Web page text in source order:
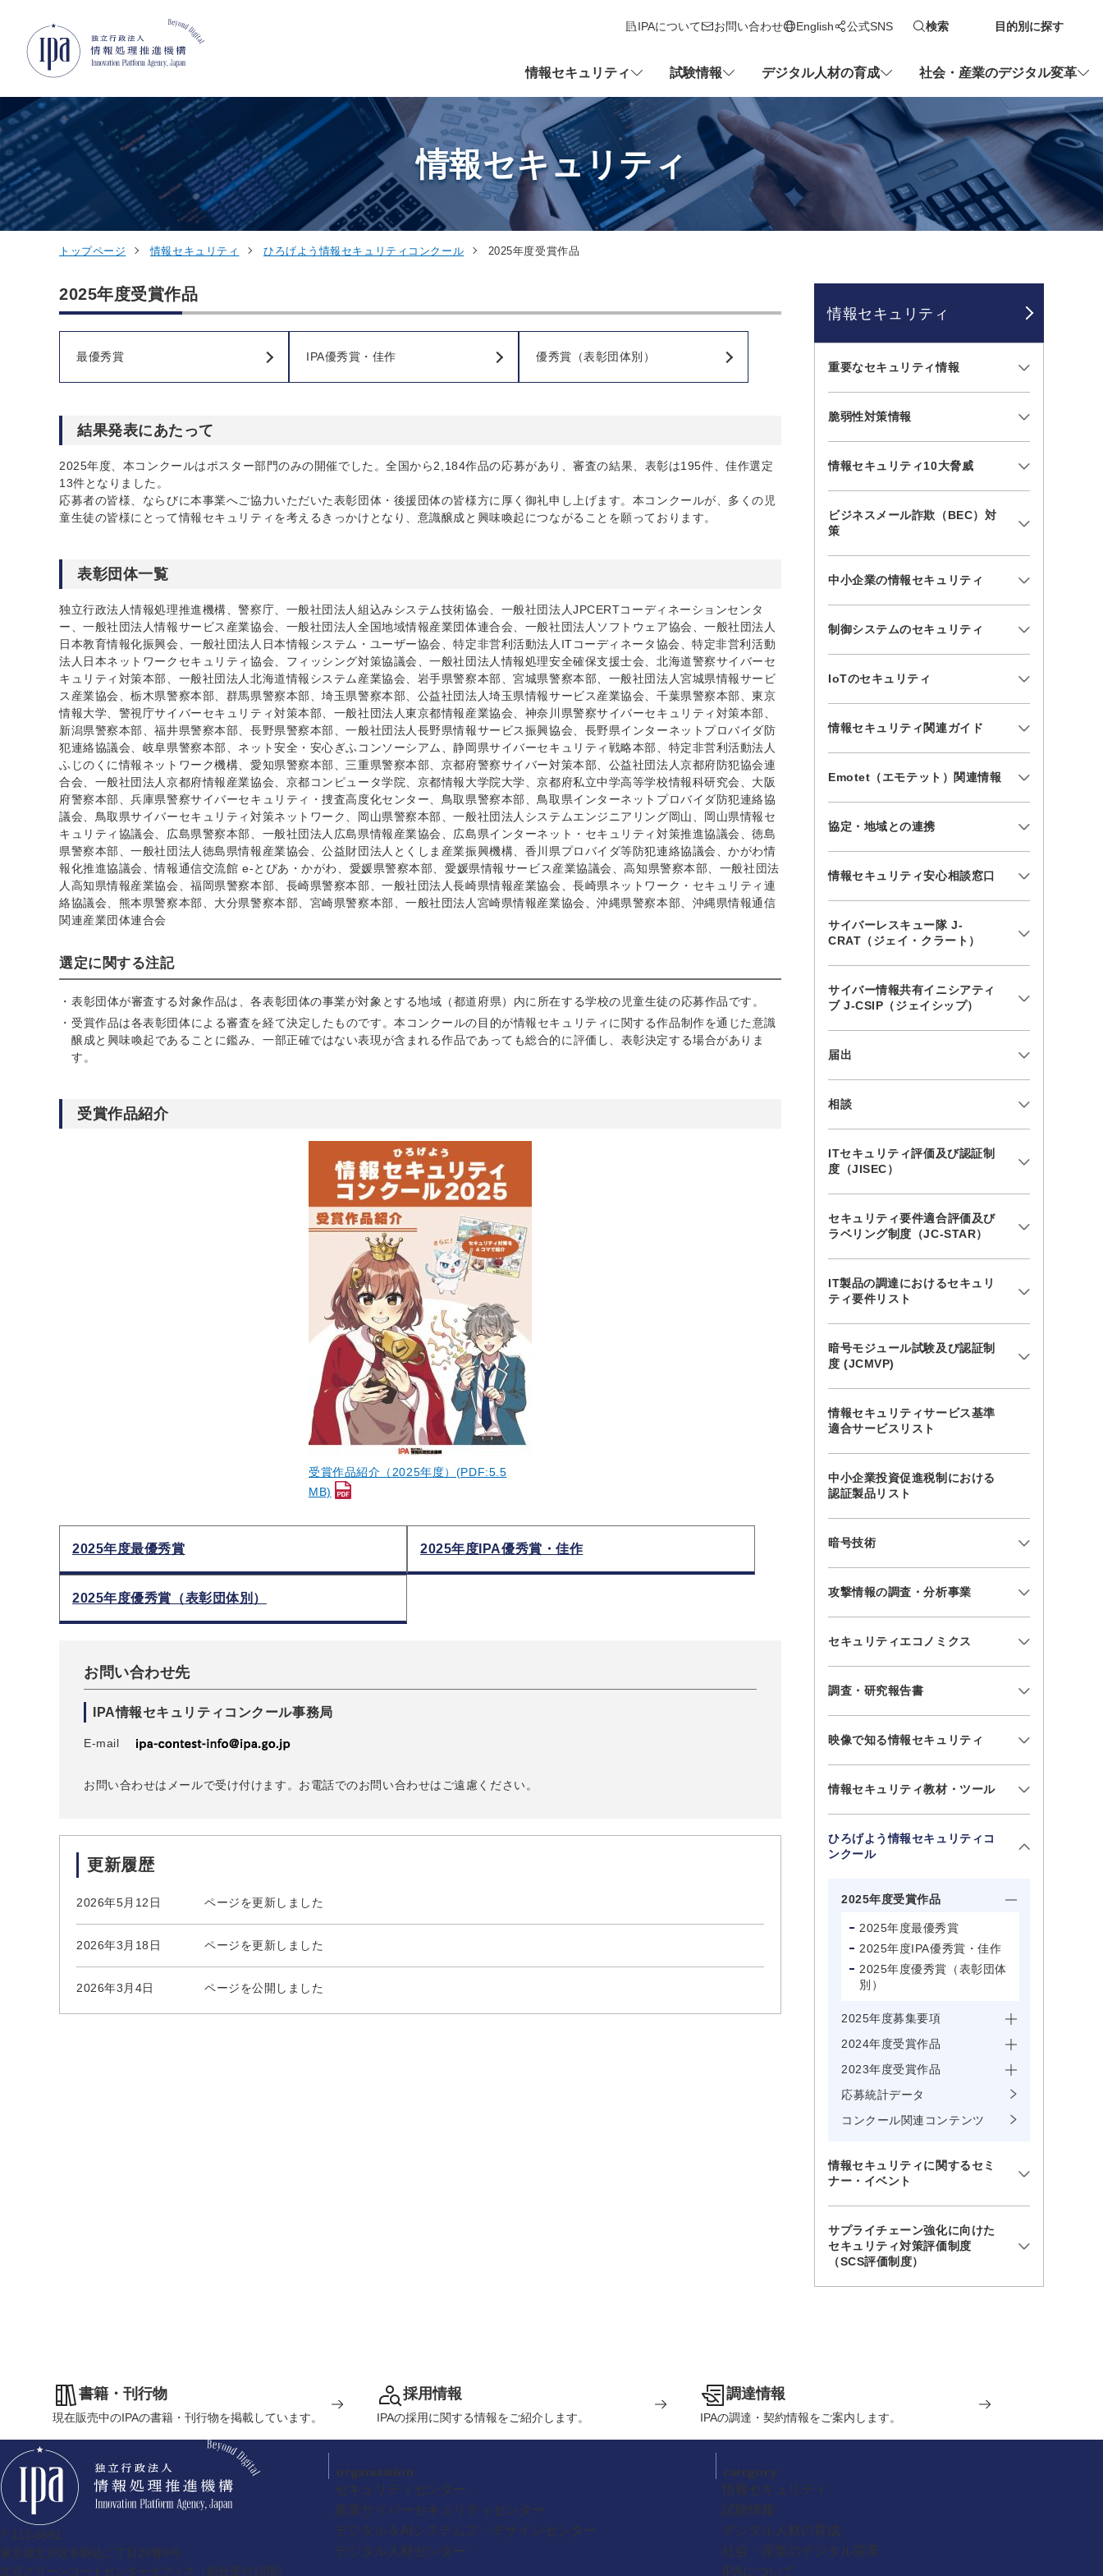
IPAについて
お問い合わせ English
新しいタブで開きます
公式SNS 検索 目的別に探す
情報セキュリティ 試験情報 デジタル人材の育成 社会・産業のデジタル変革
情報セキュリティ
トップページ 情報セキュリティ ひろげよう情報セキュリティコンクール 2025年度受賞作品
2025年度受賞作品
最優秀賞 IPA優秀賞・佳作 優秀賞（表彰団体別）
結果発表にあたって
2025年度、本コンクールはポスター部門のみの開催でした。全国から2,184作品の応募があり、審査の結果、表彰は195件、佳作選定
13件となりました。
応募者の皆様、ならびに本事業へご協力いただいた表彰団体・後援団体の皆様方に厚く御礼申し上げます。本コンクールが、多くの児
童生徒の皆様にとって情報セキュリティを考えるきっかけとなり、意識醸成と興味喚起につながることを願っております。
表彰団体一覧
独立行政法人情報処理推進機構、警察庁、一般社団法人組込みシステム技術協会、一般社団法人JPCERTコーディネーションセンタ
ー、一般社団法人情報サービス産業協会、一般社団法人全国地域情報産業団体連合会、一般社団法人ソフトウェア協会、一般社団法人
日本教育情報化振興会、一般社団法人日本情報システム・ユーザー協会、特定非営利活動法人ITコーディネータ協会、特定非営利活動
法人日本ネットワークセキュリティ協会、フィッシング対策協議会、一般社団法人情報処理安全確保支援士会、北海道警察サイバーセ
キュリティ対策本部、一般社団法人北海道情報システム産業協会、岩手県警察本部、宮城県警察本部、一般社団法人宮城県情報サービ
ス産業協会、栃木県警察本部、群馬県警察本部、埼玉県警察本部、公益社団法人埼玉県情報サービス産業協会、千葉県警察本部、東京
情報大学、警視庁サイバーセキュリティ対策本部、一般社団法人東京都情報産業協会、神奈川県警察サイバーセキュリティ対策本部、
新潟県警察本部、福井県警察本部、長野県警察本部、一般社団法人長野県情報サービス振興協会、長野県インターネットプロバイダ防
犯連絡協議会、岐阜県警察本部、ネット安全・安心ぎふコンソーシアム、静岡県サイバーセキュリティ戦略本部、特定非営利活動法人
ふじのくに情報ネットワーク機構、愛知県警察本部、三重県警察本部、京都府警察サイバー対策本部、公益社団法人京都府防犯協会連
合会、一般社団法人京都府情報産業協会、京都コンピュータ学院、京都情報大学院大学、京都府私立中学高等学校情報科研究会、大阪
府警察本部、兵庫県警察サイバーセキュリティ・捜査高度化センター、鳥取県警察本部、鳥取県インターネットプロバイダ防犯連絡協
議会、鳥取県サイバーセキュリティ対策ネットワーク、岡山県警察本部、一般社団法人システムエンジニアリング岡山、岡山県情報セ
キュリティ協議会、広島県警察本部、一般社団法人広島県情報産業協会、広島県インターネット・セキュリティ対策推進協議会、徳島
県警察本部、一般社団法人徳島県情報産業協会、公益財団法人とくしま産業振興機構、香川県プロバイダ等防犯連絡協議会、かがわ情
報化推進協議会、情報通信交流館 e-とぴあ・かがわ、愛媛県警察本部、愛媛県情報サービス産業協議会、高知県警察本部、一般社団法
人高知県情報産業協会、福岡県警察本部、長崎県警察本部、一般社団法人長崎県情報産業協会、長崎県ネットワーク・セキュリティ連
絡協議会、熊本県警察本部、大分県警察本部、宮崎県警察本部、一般社団法人宮崎県情報産業協会、沖縄県警察本部、沖縄県情報通信
関連産業団体連合会
選定に関する注記
表彰団体が審査する対象作品は、各表彰団体の事業が対象とする地域（都道府県）内に所在する学校の児童生徒の応募作品です。
受賞作品は各表彰団体による審査を経て決定したものです。本コンクールの目的が情報セキュリティに関する作品制作を通じた意識
醸成と興味喚起であることに鑑み、一部正確ではない表現が含まれる作品であっても総合的に評価し、表彰決定する場合がありま
す。
受賞作品紹介
受賞作品紹介（2025年度）(PDF:5.5
MB)
2025年度最優秀賞 2025年度IPA優秀賞・佳作
2025年度優秀賞（表彰団体別）
お問い合わせ先
IPA情報セキュリティコンクール事務局
E-mail
お問い合わせはメールで受け付けます。お電話でのお問い合わせはご遠慮ください。
更新履歴
2026年5月12日 ページを更新しました
2026年3月18日 ページを更新しました
2026年3月4日 ページを公開しました
情報セキュリティ
重要なセキュリティ情報
脆弱性対策情報
情報セキュリティ10大脅威
ビジネスメール詐欺（BEC）対
策
中小企業の情報セキュリティ
制御システムのセキュリティ
IoTのセキュリティ
情報セキュリティ関連ガイド
Emotet（エモテット）関連情報
協定・地域との連携
情報セキュリティ安心相談窓口
サイバーレスキュー隊 J-
CRAT（ジェイ・クラート）
サイバー情報共有イニシアティ
ブ J-CSIP（ジェイシップ）
届出
相談
ITセキュリティ評価及び認証制
度（JISEC）
セキュリティ要件適合評価及び
ラベリング制度（JC-STAR）
IT製品の調達におけるセキュリ
ティ要件リスト
暗号モジュール試験及び認証制
度 (JCMVP)
情報セキュリティサービス基準
適合サービスリスト
中小企業投資促進税制における
認証製品リスト
暗号技術
攻撃情報の調査・分析事業
セキュリティエコノミクス
調査・研究報告書
映像で知る情報セキュリティ
情報セキュリティ教材・ツール
ひろげよう情報セキュリティコ
ンクール
2025年度受賞作品
2025年度最優秀賞
2025年度IPA優秀賞・佳作
2025年度優秀賞（表彰団体
別）
2025年度募集要項
2024年度受賞作品
2023年度受賞作品
応募統計データ
コンクール関連コンテンツ
情報セキュリティに関するセミ
ナー・イベント
サプライチェーン強化に向けた
セキュリティ対策評価制度
（SCS評価制度）
書籍・刊行物
現在販売中のIPAの書籍・刊行物を掲載しています。
採用情報
IPAの採用に関する情報をご紹介します。
調達情報
IPAの調達・契約情報をご案内します。
〒113-6591
東京都文京区本駒込二丁目28番8号
文京グリーンコートセンターオフィス（総合受付13階）
organization
セキュリティセンター
産業サイバーセキュリティセンター
デジタル＆AIシステムズ・デザインセンター
デジタル人材センター
category
情報セキュリティ
試験情報
デジタル人材の育成
社会・産業のデジタル変革
IPAについて